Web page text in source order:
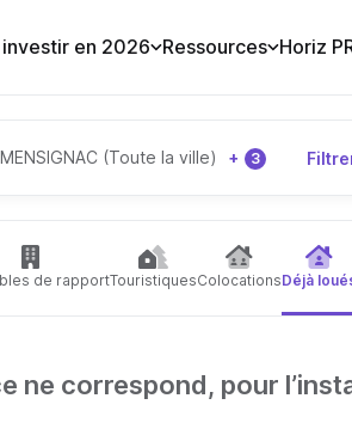
investir en 2026 Ressources Horiz
MENSIGNAC (Toute la ville) + 3
de rapportTouristiquesColocationsDéjà
ne correspond, pour